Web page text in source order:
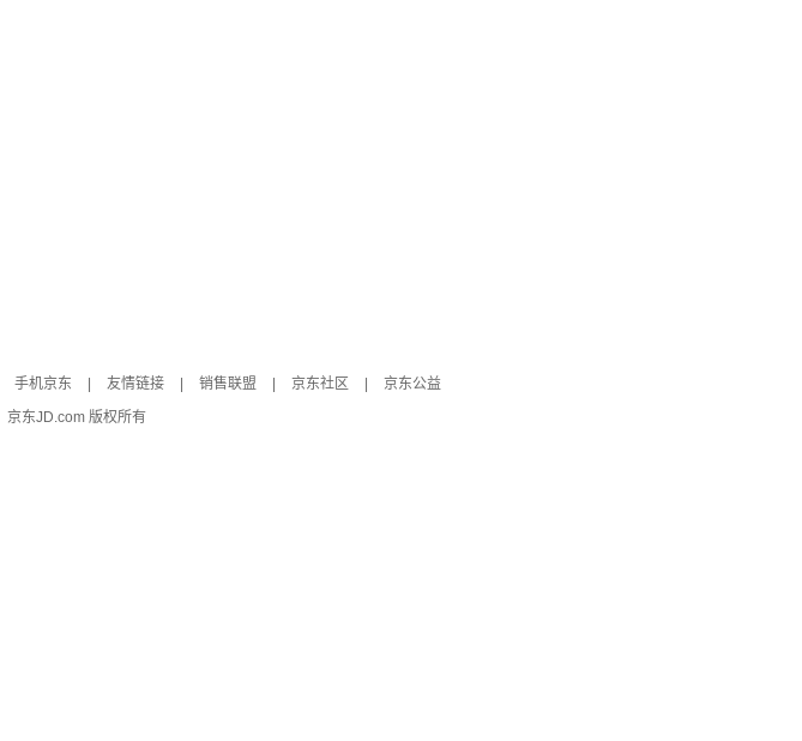
手机京东 友情链接 销售联盟 京东社区
京东公益
京东JD.com 版权所有